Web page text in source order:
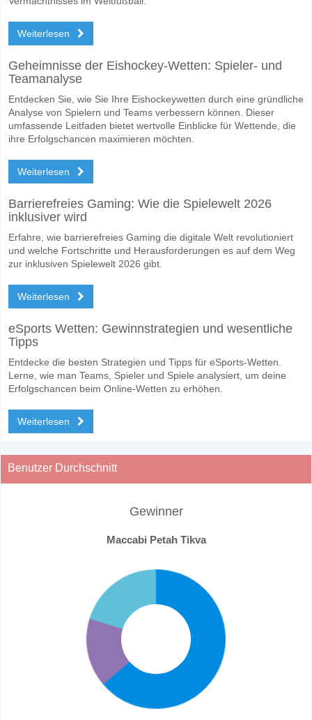
Weiterlesen
Geheimnisse der Eishockey-Wetten: Spieler- und
Teamanalyse
Entdecken Sie, wie Sie Ihre Eishockeywetten durch eine gründliche
Analyse von Spielern und Teams verbessern können. Dieser
umfassende Leitfaden bietet wertvolle Einblicke für Wettende, die
ihre Erfolgschancen maximieren möchten.
Weiterlesen
Barrierefreies Gaming: Wie die Spielewelt 2026
inklusiver wird
Erfahre, wie barrierefreies Gaming die digitale Welt revolutioniert
und welche Fortschritte und Herausforderungen es auf dem Weg
zur inklusiven Spielewelt 2026 gibt.
Weiterlesen
eSports Wetten: Gewinnstrategien und wesentliche
Tipps
Entdecke die besten Strategien und Tipps für eSports-Wetten.
Lerne, wie man Teams, Spieler und Spiele analysiert, um deine
Erfolgschancen beim Online-Wetten zu erhöhen.
Weiterlesen
Benutzer Durchschnitt
Gewinner
Maccabi Petah Tikva